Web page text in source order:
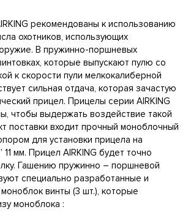
рекомендованы к использованию
охотников, использующих
В пружинно-поршневых
которые выпускают пулю со
к скорости пули мелкокалиберной
сильная отдача, которая зачастую
прицел. Прицелы серии AIRKING
чтобы выдержать воздействие такой
поставки входит прочный моноблочный
для установки прицела на
11 мм. Прицел AIRKING будет точно
Гашению пружинно – поршневой
специально разработанные и
винты (3 шт.), которые
моноблока :